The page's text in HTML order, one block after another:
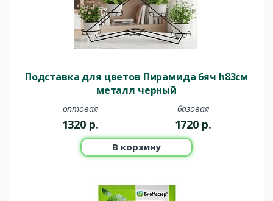
Подставка для цветов Пирамида 6яч h83см
металл черный
оптовая
1320 р.
базовая
1720 р.
В корзину